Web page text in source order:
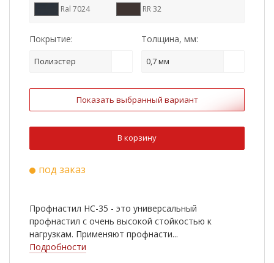
Ral 7024 RR 32
RR 29 Ral 1015
Ral 3009 Ral 5005
Ral 9003 Ral 6020
Ral 8022
Ral 5002 Ral 5021
Ral 6002 Ral 7005
Покрытие:
Полиэстер
Толщина, мм:
0,7 мм
Показать выбранный вариант
В корзину
под заказ
Профнастил НС-35 - это универсальный
профнастил с очень высокой стойкостью к
нагрузкам. Применяют профнасти...
Подробности